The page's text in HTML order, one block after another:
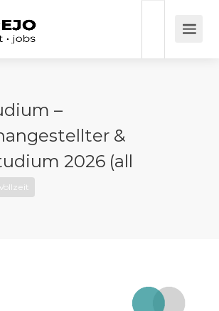
–
&
2026 (all